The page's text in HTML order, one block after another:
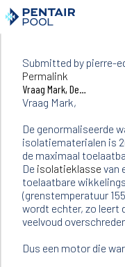
Skip
to
main
Submitted by pierre-
In
reply
to
ik
heb
gekocht:
een…
by
Mark
Segers
(not
Permalink
Vraag Mark, De…
Vraag Mark,
De genormaliseerde
isolatiematerialen is
de maximaal
De isolatieklasse van
toelaatbare
(grenstemperatuur
wordt echter, zo leert
veelvoud
Dus een motor die